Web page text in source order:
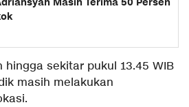
sekitar pukul 13.45 WIB
masih melakukan